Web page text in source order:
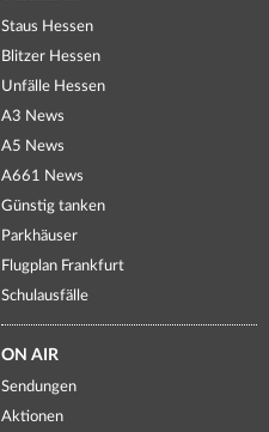
Staus Hessen
Blitzer Hessen
Unfälle Hessen
A3 News
A5 News
A661 News
Günstig tanken
Parkhäuser
Flugplan Frankfurt
Schulausfälle
ON AIR
Sendungen
Aktionen